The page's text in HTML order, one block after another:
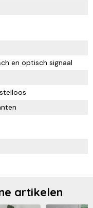
en optisch signaal
artikelen